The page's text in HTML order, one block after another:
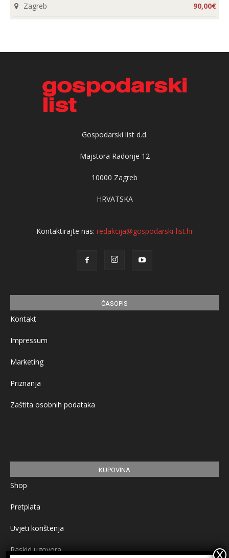
Zagreb 90,00€
Gospodarski list d.d.
Majstora Radonje 12
10000 Zagreb
HRVATSKA
Kontaktirajte nas: redakcija@gospodarski-list.hr
ČASOPIS
Kontakt
Impressum
Marketing
Priznanja
Zaštita osobnih podataka
KUPOVINA
Shop
Pretplata
Uvjeti korištenja
Raskid ugovora